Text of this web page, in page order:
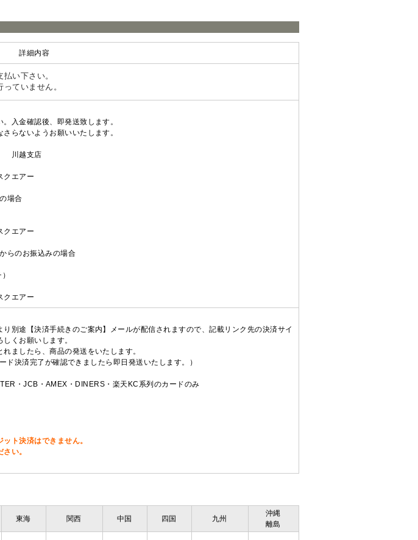
容
い下さい。
ていません。
入金確認後、即発送致します。
らないようお願いいたします。
川越支店
クエアー
場合
クエアー
らのお振込みの場合
クエアー
り別途【決済手続きのご案内】メールが配信されますので、記載リンク先の決済サイ
くお願いします。
ましたら、商品の発送をいたします。
ド決済完了が確認できましたら即日発送いたします。）
・JCB・AMEX・DINERS・楽天KC系列のカードのみ
ト決済はできません。
い。
東海 関西 中国 四国 九州
沖縄
離島